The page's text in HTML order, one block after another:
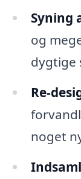
Syning
og
dygtige
Re-
noget